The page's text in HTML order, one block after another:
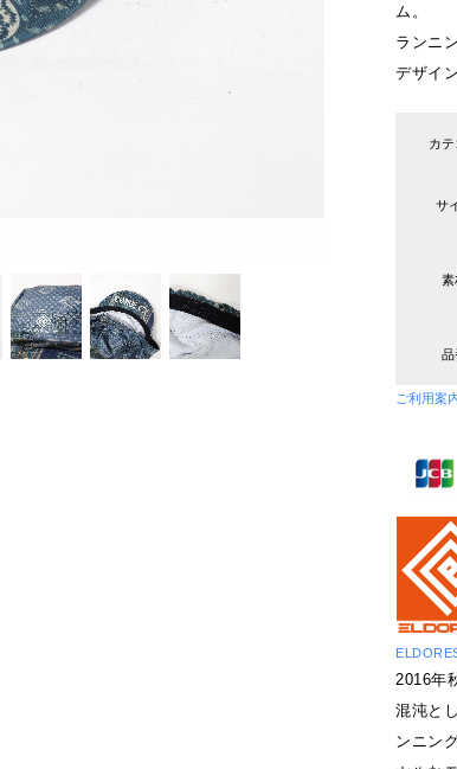
ム。
ランニ
デザイ
カテ
サ
素
品
ご利用案
2016年
混沌と
ンニン